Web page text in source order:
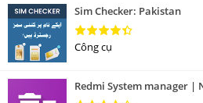
Sim Checker: Pakistan
Công cụ
Redmi System manager |